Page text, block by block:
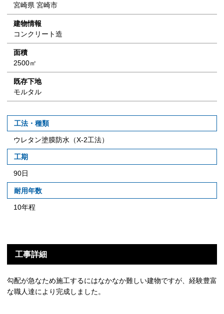
宮崎県 宮崎市
建物情報
コンクリート造
面積
2500㎡
既存下地
モルタル
工法・種類
ウレタン塗膜防水（X-2工法）
工期
90日
耐用年数
10年程
工事詳細
勾配が急なため施工するにはなかなか難しい建物ですが、経験豊富
な職人達により完成しました。